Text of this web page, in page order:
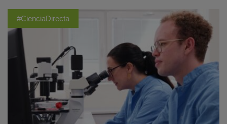
#CienciaDirecta